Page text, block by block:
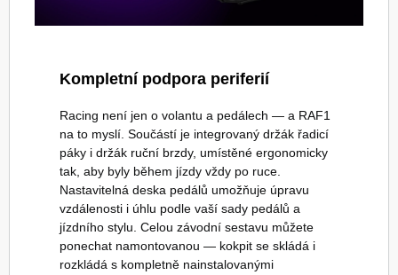
Kompletní podpora periferií
Racing není jen o volantu a pedálech — a RAF1
na to myslí. Součástí je integrovaný držák řadicí
páky i držák ruční brzdy, umístěné ergonomicky
tak, aby byly během jízdy vždy po ruce.
Nastavitelná deska pedálů umožňuje úpravu
vzdálenosti i úhlu podle vaší sady pedálů a
jízdního stylu. Celou závodní sestavu můžete
ponechat namontovanou — kokpit se skládá i
rozkládá s kompletně nainstalovanými